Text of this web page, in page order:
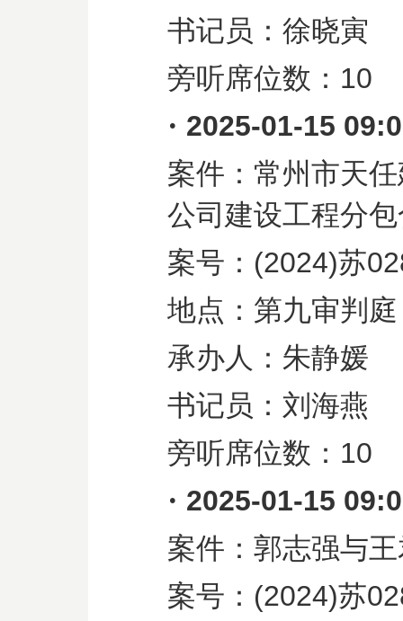
书记员：徐晓寅
旁听席位数： 10
· 2025-01-15
案件：常州市天
公司建设工程分
案号： (2024)苏
地点：第九审判庭
承办人：朱静媛
书记员：刘海燕
旁听席位数： 10
· 2025-01-15
案件：郭志强与
案号： (2024)苏